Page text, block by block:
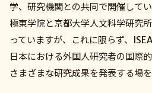
学、研究機関との共同で開催して
極東学院と京都大学人文科学研究
っていますが、これに限らず、
日本における外国人研究者の国際
さまざまな研究成果を発表する場